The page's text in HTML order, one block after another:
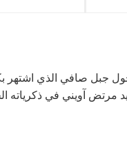
جبل صافي الذي اشتهر
مرتض آويني في